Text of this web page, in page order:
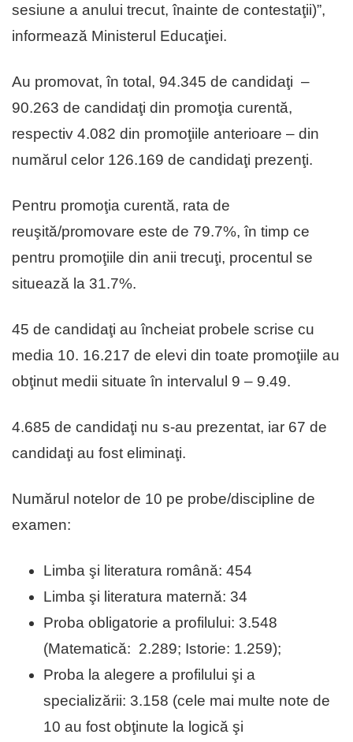
sesiune a anului trecut, înainte de contestaţii)”,
informează Ministerul Educaţiei.
Au promovat, în total, 94.345 de candidaţi –
90.263 de candidaţi din promoţia curentă,
respectiv 4.082 din promoţiile anterioare – din
numărul celor 126.169 de candidaţi prezenţi.
Pentru promoţia curentă, rata de
reuşită/promovare este de 79.7%, în timp ce
pentru promoţiile din anii trecuţi, procentul se
situează la 31.7%.
45 de candidaţi au încheiat probele scrise cu
media 10. 16.217 de elevi din toate promoţiile au
obţinut medii situate în intervalul 9 – 9.49.
4.685 de candidaţi nu s-au prezentat, iar 67 de
candidaţi au fost eliminaţi.
Numărul notelor de 10 pe probe/discipline de
examen:
Limba şi literatura română: 454
Limba şi literatura maternă: 34
Proba obligatorie a profilului: 3.548
(Matematică: 2.289; Istorie: 1.259);
Proba la alegere a profilului şi a
specializării: 3.158 (cele mai multe note de
10 au fost obţinute la logică şi